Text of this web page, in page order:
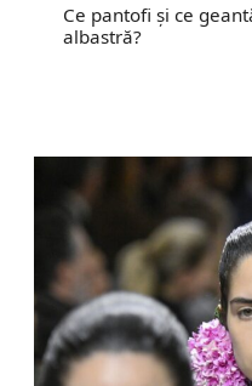
Ce pantofi și ce
albastră?